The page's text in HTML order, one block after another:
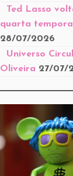
Ted Lasso
quarta
28/07/2026
Universo
Oliveira 27/07/